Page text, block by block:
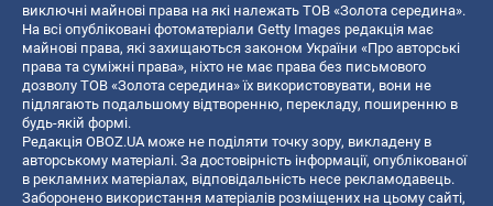
виключні майнові права на які належать ТОВ «Золота середина».
На всі опубліковані фотоматеріали Getty Images редакція має
майнові права, які захищаються законом України «Про авторські
права та суміжні права», ніхто не має права без письмового
дозволу ТОВ «Золота середина» їх використовувати, вони не
підлягають подальшому відтворенню, перекладу, поширенню в
будь-якій формі.
Редакція OBOZ.UA може не поділяти точку зору, викладену в
авторському матеріалі. За достовірність інформації, опублікованої
в рекламних матеріалах, відповідальність несе рекламодавець.
Заборонено використання матеріалів розміщених на цьому сайті,